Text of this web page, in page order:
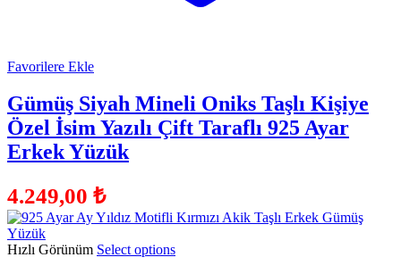
Favorilere Ekle
Gümüş Siyah Mineli Oniks Taşlı Kişiye
Özel İsim Yazılı Çift Taraflı 925 Ayar
Erkek Yüzük
4.249,00 ₺
Hızlı Görünüm Select options